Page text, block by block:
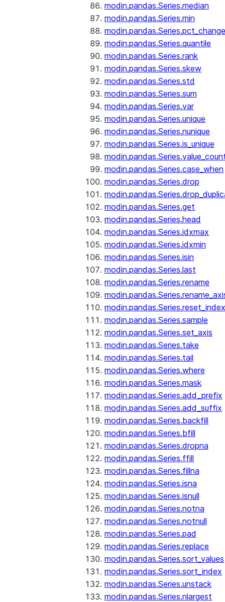
modin.pandas.Series.median
modin.pandas.Series.min
modin.pandas.Series.pct_change
modin.pandas.Series.quantile
modin.pandas.Series.rank
modin.pandas.Series.skew
modin.pandas.Series.std
modin.pandas.Series.sum
modin.pandas.Series.var
modin.pandas.Series.unique
modin.pandas.Series.nunique
modin.pandas.Series.is_unique
modin.pandas.Series.case_when
modin.pandas.Series.drop
modin.pandas.Series.get
modin.pandas.Series.head
modin.pandas.Series.idxmax
modin.pandas.Series.idxmin
modin.pandas.Series.isin
modin.pandas.Series.last
modin.pandas.Series.rename
modin.pandas.Series.reset_index
modin.pandas.Series.sample
modin.pandas.Series.set_axis
modin.pandas.Series.take
modin.pandas.Series.tail
modin.pandas.Series.where
modin.pandas.Series.mask
modin.pandas.Series.add_prefix
modin.pandas.Series.add_suffix
modin.pandas.Series.backfill
modin.pandas.Series.bfill
modin.pandas.Series.dropna
modin.pandas.Series.ffill
modin.pandas.Series.fillna
modin.pandas.Series.isna
modin.pandas.Series.isnull
modin.pandas.Series.notna
modin.pandas.Series.notnull
modin.pandas.Series.pad
modin.pandas.Series.replace
modin.pandas.Series.sort_values
modin.pandas.Series.sort_index
modin.pandas.Series.unstack
modin.pandas.Series.nlargest